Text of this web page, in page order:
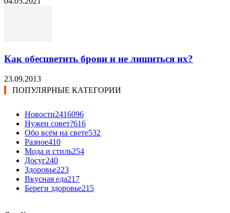
Как обесцветить брови и не лишиться их?
23.09.2013
ПОПУЛЯРНЫЕ КАТЕГОРИИ
Новости2416096
Нужен совет?616
Обо всём на свете532
Разное410
Мода и стиль254
Досуг240
Здоровье223
Вкусная еда217
Береги здоровье215